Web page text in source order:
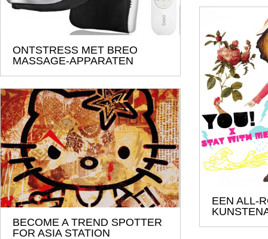
ONTSTRESS MET BREO
MASSAGE-APPARATEN
EEN ALL-
BECOME A TREND SPOTTER
FOR ASIA STATION